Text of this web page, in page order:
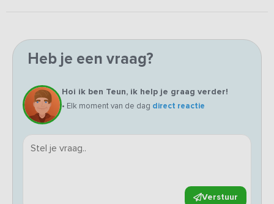
Heb je een vraag?
Hoi ik ben Teun, ik help je graag verder!
• Elk moment van de dag direct reactie
Verstuur